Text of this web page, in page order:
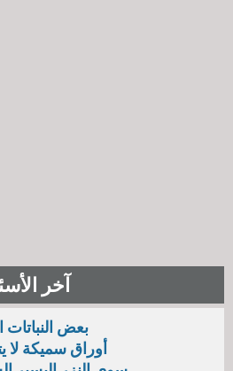
آخر
بعض النباتات
أوراق سميكة لا